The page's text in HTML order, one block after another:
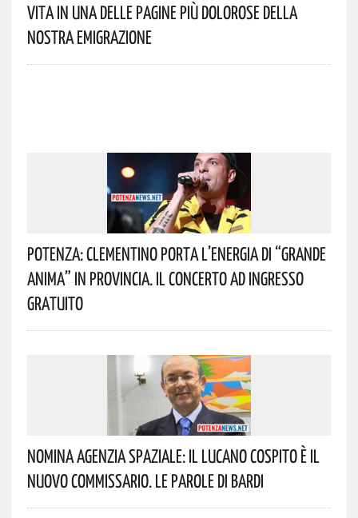
Vita In Una Delle Pagine Più Dolorose Della
Nostra Emigrazione
Potenza: Clementino Porta L’energia Di “Grande
Anima” In Provincia. Il Concerto Ad Ingresso
Gratuito
Nomina Agenzia Spaziale: Il Lucano Cospito È Il
Nuovo Commissario. Le Parole Di Bardi